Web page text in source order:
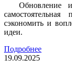
Обновление
сэкономить и
идеи.
Подробнее
19.09.2025